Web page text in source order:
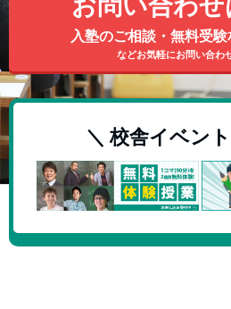
入塾のご相談・無料受
などお気軽にお問い合わ
＼ 校舎イベン